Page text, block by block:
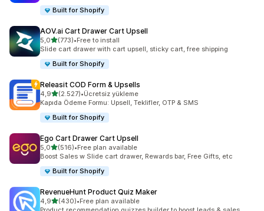
Built for Shopify
AOV.ai Cart Drawer Cart Upsell
5,05 yıldız üzerinden
(773)
toplam 773 değerlendirme
•Free to install
Slide cart drawer with cart upsell, sticky cart, free shipping
Built for Shopify
Releasit COD Form & Upsells
4,95 yıldız üzerinden
(2.527)
toplam 2527 değerlendirme
•Ücretsiz yükleme
Kapıda Ödeme Formu: Upsell, Teklifler, OTP & SMS
Built for Shopify
Ego Cart Drawer Cart Upsell
5,05 yıldız üzerinden
(516)
toplam 516 değerlendirme
•Free plan available
Boost Sales w Slide cart drawer, Rewards bar, Free Gifts, etc
Built for Shopify
RevenueHunt Product Quiz Maker
4,95 yıldız üzerinden
(430)
toplam 430 değerlendirme
•Free plan available